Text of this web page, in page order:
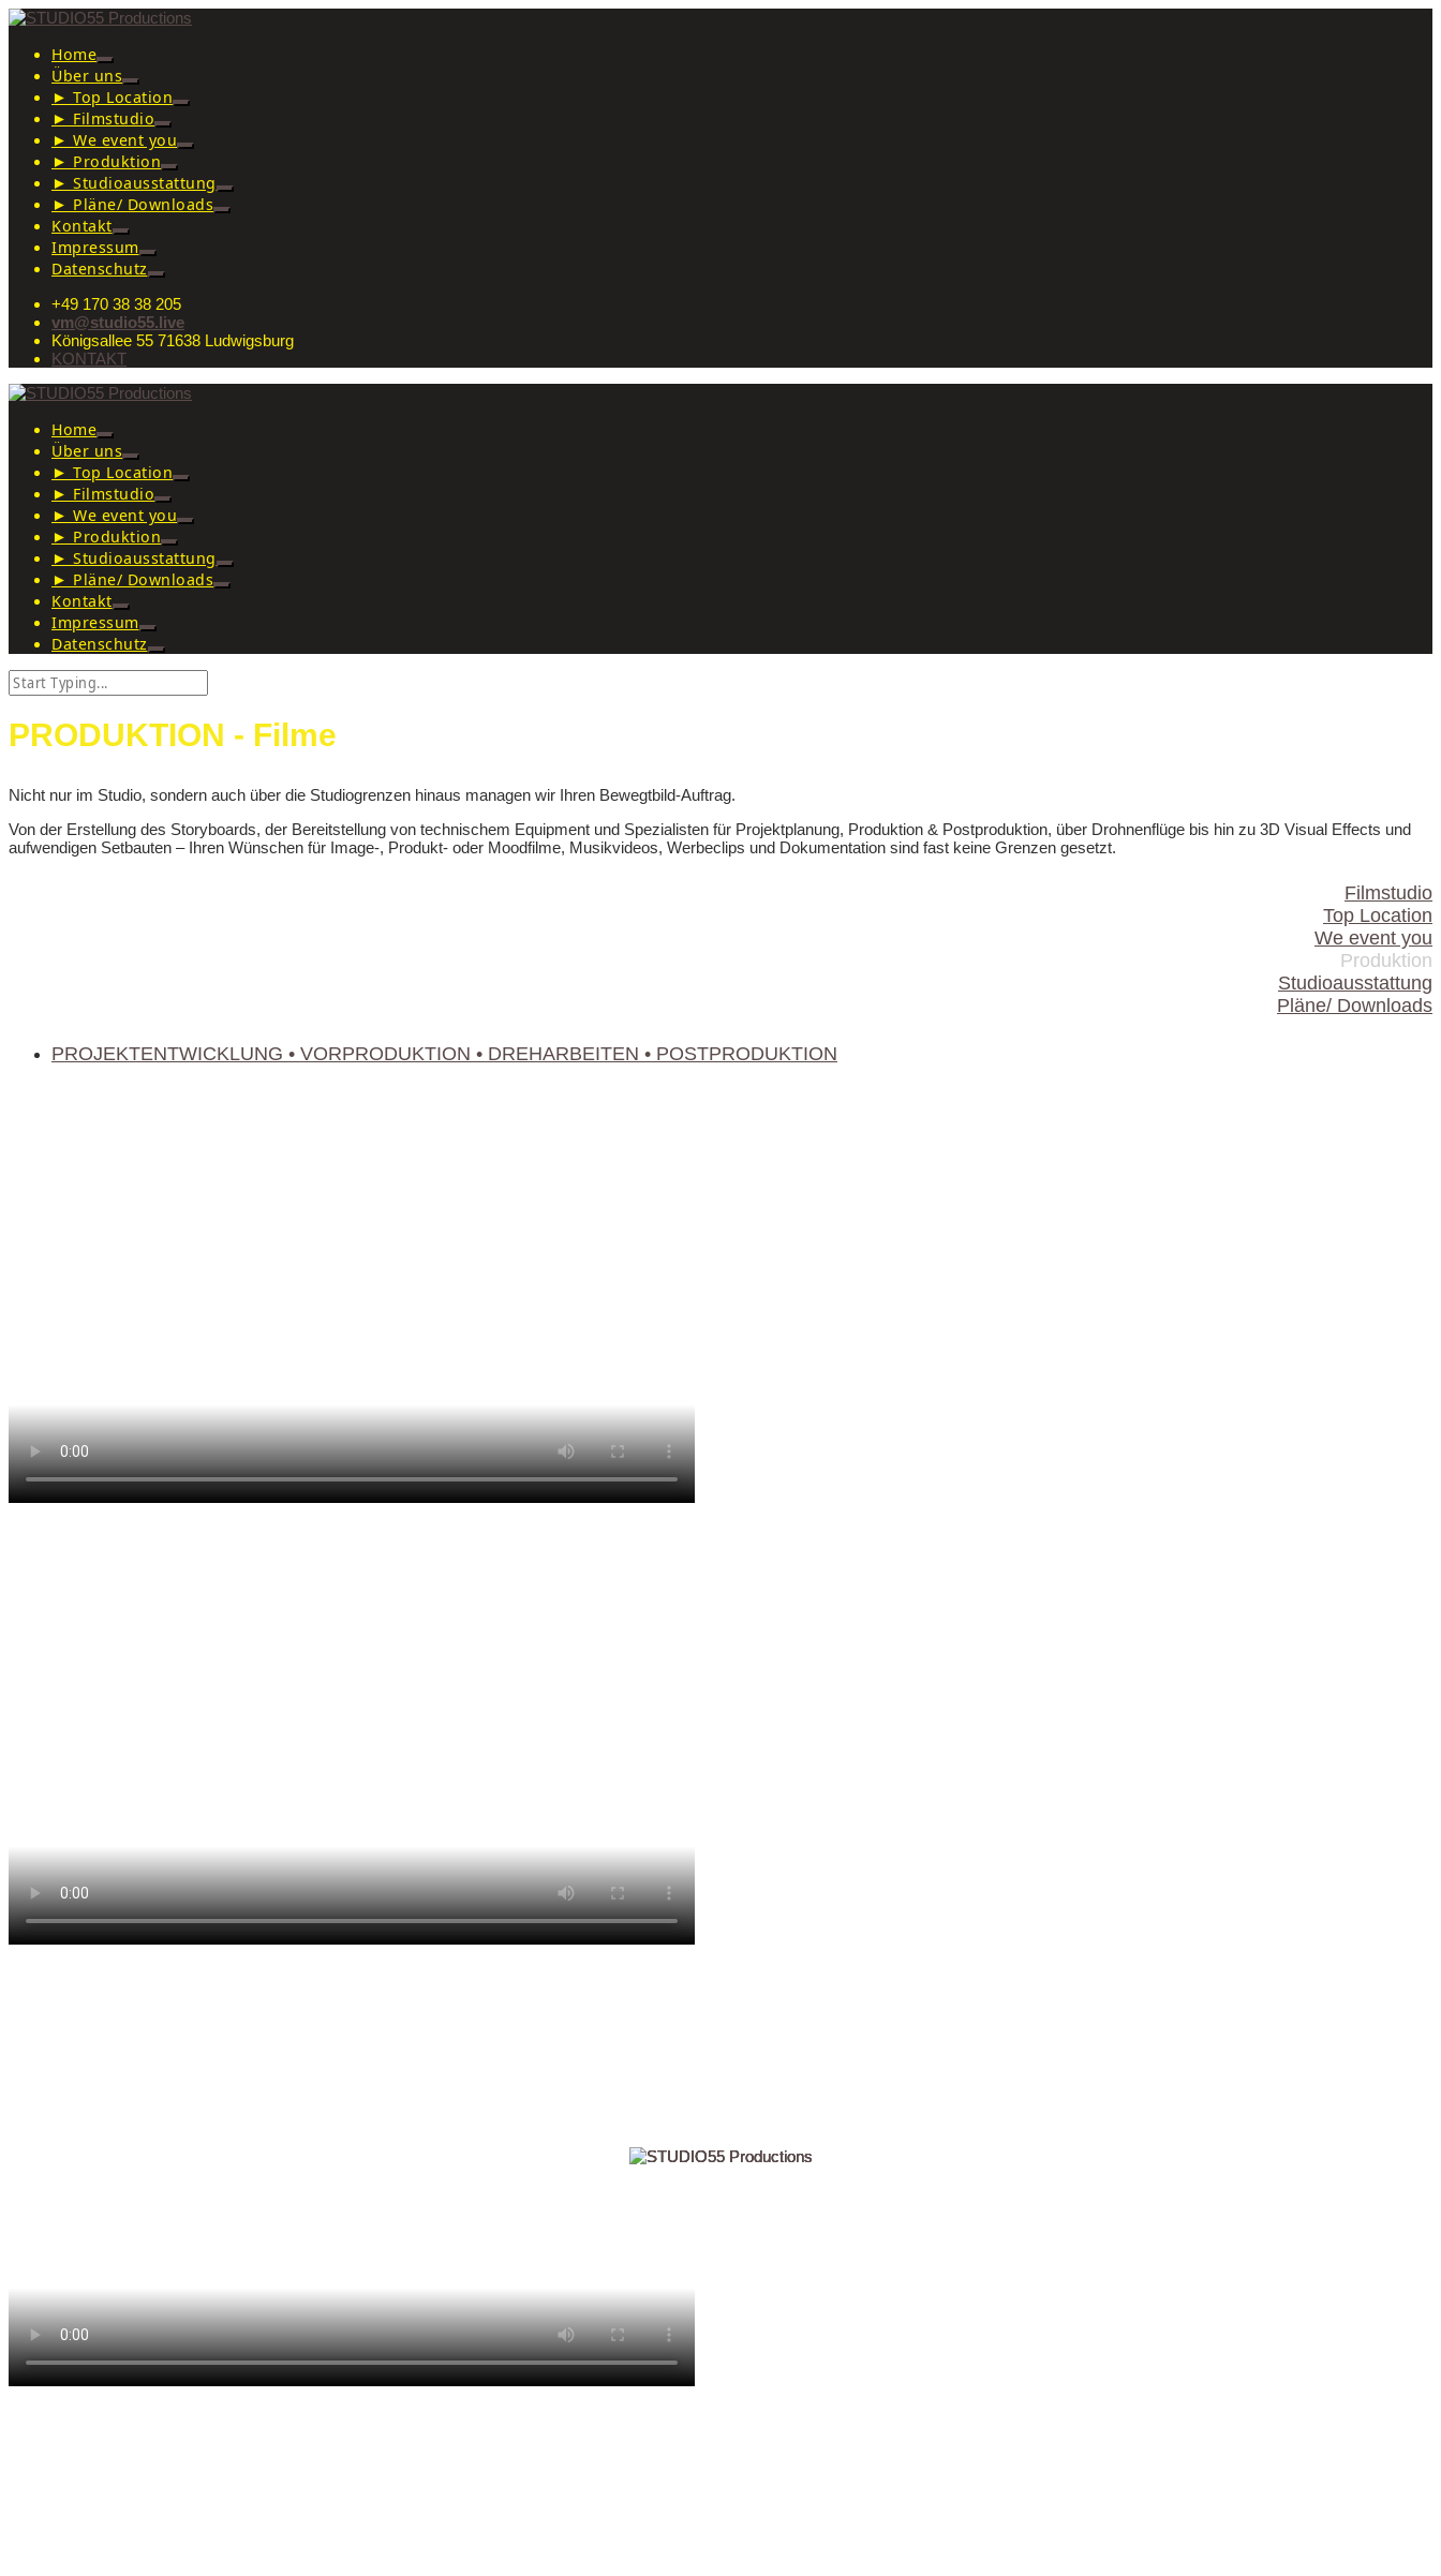
Home
Über uns
► Top Location
► Filmstudio
► We event you
► Produktion
► Studioausstattung
► Pläne/ Downloads
Kontakt
Impressum
Datenschutz
+49 170 38 38 205
vm@studio55.live
Königsallee 55 71638 Ludwigsburg
KONTAKT
Home
Über uns
► Top Location
► Filmstudio
► We event you
► Produktion
► Studioausstattung
► Pläne/ Downloads
Kontakt
Impressum
Datenschutz
PRODUKTION - Filme
Nicht nur im Studio, sondern auch über die Studiogrenzen hinaus managen wir Ihren Bewegtbild-Auftrag.
Von der Erstellung des Storyboards, der Bereitstellung von technischem Equipment und Spezialisten für Projektplanung, Produktion & Postproduktion, über Drohnenflüge bis hin zu 3D Visual Effects und
aufwendigen Setbauten – Ihren Wünschen für Image-, Produkt- oder Moodfilme, Musikvideos, Werbeclips und Dokumentation sind fast keine Grenzen gesetzt.
Filmstudio
Top Location
We event you
Produktion
Studioausstattung
Pläne/ Downloads
PROJEKTENTWICKLUNG • VORPRODUKTION • DREHARBEITEN • POSTPRODUKTION